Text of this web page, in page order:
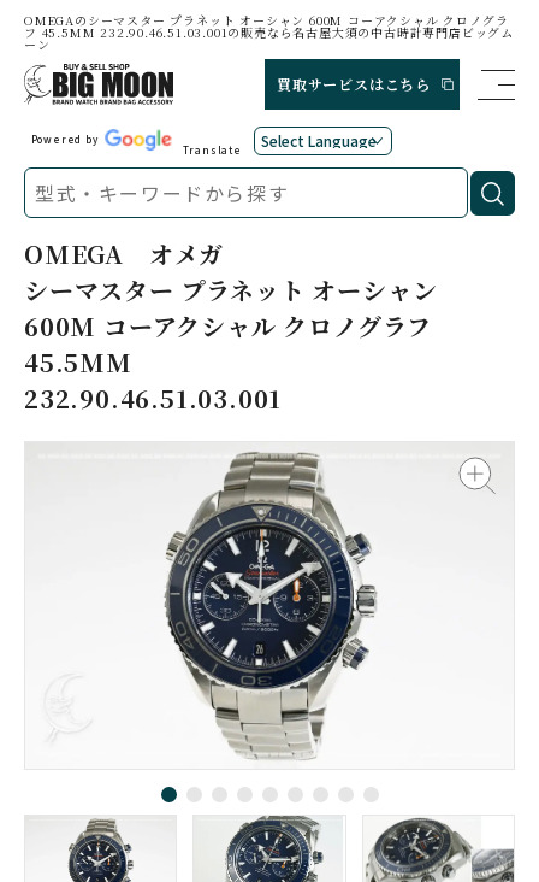
OMEGAのシーマスター プラネット オーシャン 600M コーアクシャル クロノグラ
フ 45.5MM 232.90.46.51.03.001の販売なら名古屋大須の中古時計専門店ビッグム
ーン
買取サービスはこちら
Powered by
Translate
OMEGA オメガ
シーマスター プラネット オーシャン
600M コーアクシャル クロノグラフ
45.5MM
232.90.46.51.03.001